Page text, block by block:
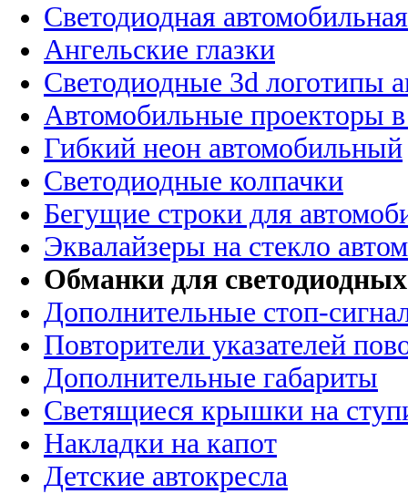
Светодиодная
Ангельские глазки
Светодиодные 3d логотипы
Автомобильные проекторы
Гибкий неон автомобильный
Светодиодные колпачки
Бегущие строки для
Эквалайзеры на стекло
Обманки для
Дополнительные стоп-
Повторители указателей
Дополнительные габариты
Светящиеся крышки на
Накладки на капот
Детские автокресла